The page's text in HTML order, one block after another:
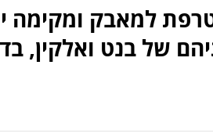
מצטרפת למאבק
של בנט ואלקין,